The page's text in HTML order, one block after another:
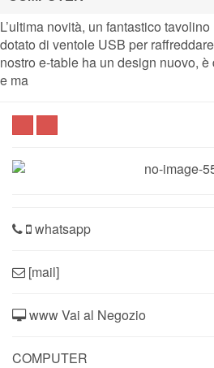
L’ultima novità, un fantastico
dotato di ventole USB per
nostro e-table ha un design nuovo,
e ma
whatsapp
[mail]
www Vai al Negozio
COMPUTER